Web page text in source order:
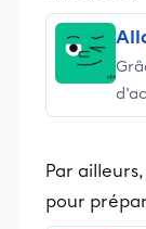
Par
pour